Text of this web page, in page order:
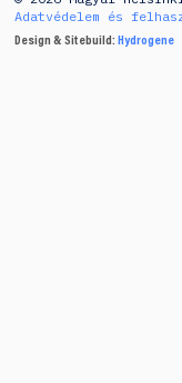
Adatvédelem és
Design & Sitebuild: Hydrogene